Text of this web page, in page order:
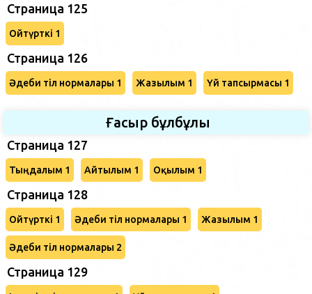
Страница 125
Ойтүрткі 1
Страница 126
Әдеби тіл нормалары 1 Жазылым 1 Үй тапсырмасы 1
Ғасыр бұлбұлы
Страница 127
Тыңдалым 1 Айтылым 1 Оқылым 1
Страница 128
Ойтүрткі 1 Әдеби тіл нормалары 1 Жазылым 1
Әдеби тіл нормалары 2
Страница 129